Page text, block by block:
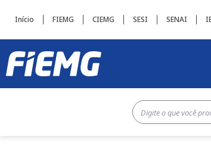
Início FIEMG CIEMG SESI SENAI